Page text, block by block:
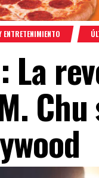
ENTRETENIMIENTO
La